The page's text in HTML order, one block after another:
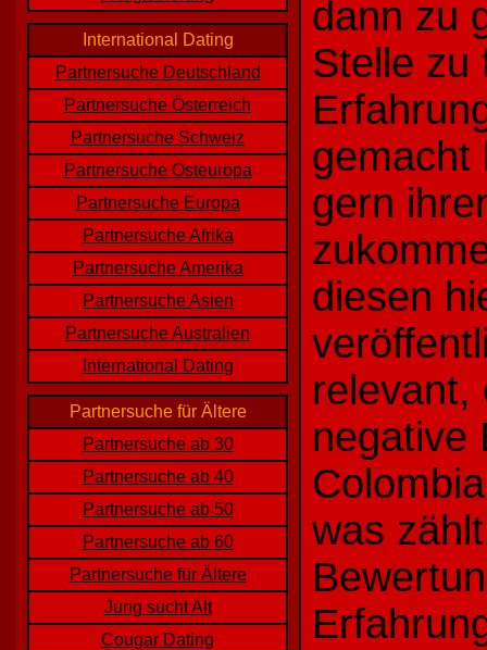
International Dating
Partnersuche Deutschland
Partnersuche Österreich
Partnersuche Schweiz
Partnersuche Osteuropa
Partnersuche Europa
Partnersuche Afrika
Partnersuche Amerika
Partnersuche Asien
Partnersuche Australien
International Dating
Partnersuche für Ältere
Partnersuche ab 30
Partnersuche ab 40
Partnersuche ab 50
Partnersuche ab 60
Partnersuche für Ältere
Jung sucht Alt
Cougar Dating
dann zu
Stelle zu
gemacht
gern
diesen
relevant,
negative
was